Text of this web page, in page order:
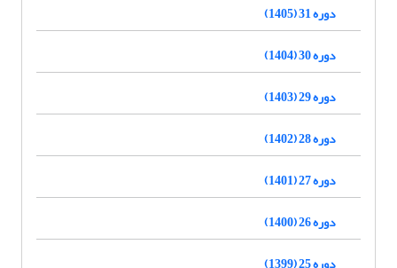
دوره 31 (1405)
دوره 30 (1404)
دوره 29 (1403)
دوره 28 (1402)
دوره 27 (1401)
دوره 26 (1400)